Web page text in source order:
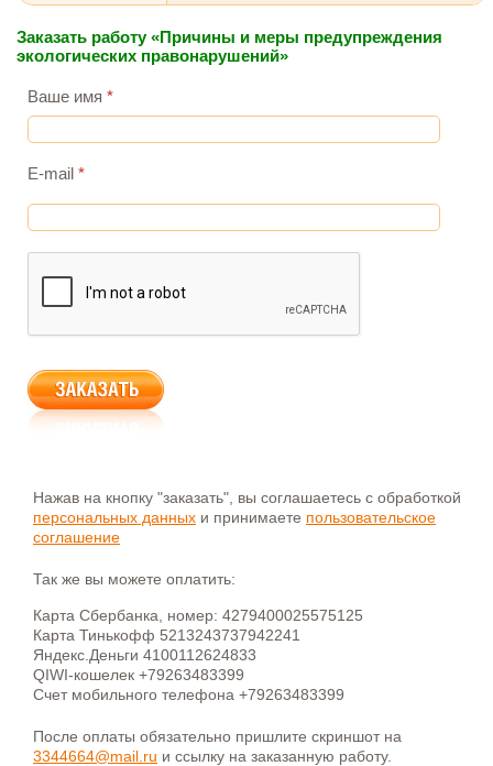
Заказать работу «Причины и меры предупреждения
экологических правонарушений»
Ваше имя *
E-mail *
Нажав на кнопку "заказать", вы соглашаетесь с обработкой
персональных данных и принимаете пользовательское
соглашение
Так же вы можете оплатить:
Карта Сбербанка, номер: 4279400025575125
Карта Тинькофф 5213243737942241
Яндекс.Деньги 4100112624833
QIWI-кошелек +79263483399
Счет мобильного телефона +79263483399
После оплаты обязательно пришлите скриншот на
3344664@mail.ru и ссылку на заказанную работу.